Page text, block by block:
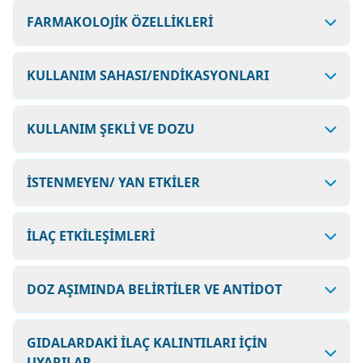
FARMAKOLOJİK ÖZELLİKLERİ
KULLANIM SAHASI/ENDİKASYONLARI
KULLANIM ŞEKLİ VE DOZU
İSTENMEYEN/ YAN ETKİLER
İLAÇ ETKİLEŞİMLERİ
DOZ AŞIMINDA BELİRTİLER VE ANTİDOT
GIDALARDAKİ İLAÇ KALINTILARI İÇİN